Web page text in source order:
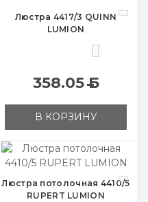
Люстра 4417/3 QUINN
LUMION
358.05Б
В КОРЗИНУ
Люстра потолочная 4410/5
RUPERT LUMION